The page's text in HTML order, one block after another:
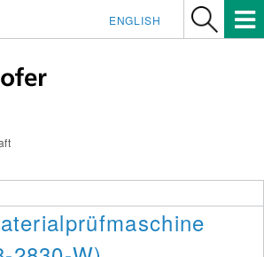
ENGLISH